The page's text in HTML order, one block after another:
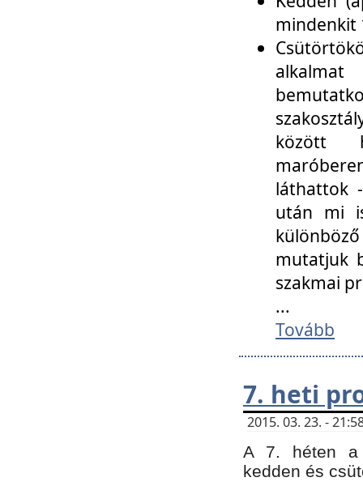
mindenkit
között
láthattok
után mi
mutatjuk
szakmai
...
Tovább
7. heti
2015. 03. 23. -
A 7. héten a
kedden és